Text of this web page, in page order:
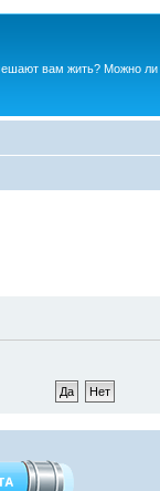
вам жить? Можно